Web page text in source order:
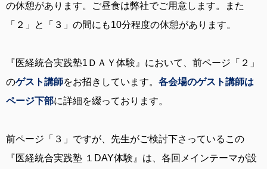
の休憩があります。ご昼食は弊社でご用意します。また
「２」と「３」の間にも10分程度の休憩があります。
『医経統合実践塾1ＤＡＹ体験』において、前ページ「２」
のゲスト講師をお招きしています。 各会場のゲスト講師は
ページ下部に詳細を綴っております。
前ページ「３」ですが、先生がご検討下さっているこの
『医経統合実践塾 １DAY体験』は、各回メインテーマが設